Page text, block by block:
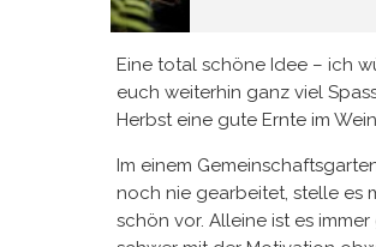
Eine total schöne Idee – ich
euch weiterhin ganz viel
Herbst eine gute Ernte im
Im einem
noch nie gearbeitet, stelle es
schön vor. Alleine ist es